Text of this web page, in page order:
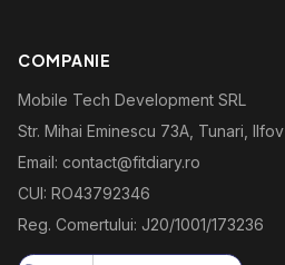
COMPANIE
Mobile Tech Development SRL
Str. Mihai Eminescu 73A, Tunari, Ilfov
Email: contact@fitdiary.ro
CUI: RO43792346
Reg. Comertului: J20/1001/173236